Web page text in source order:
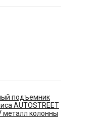
подъемник
AUTOSTREET
металл колонны